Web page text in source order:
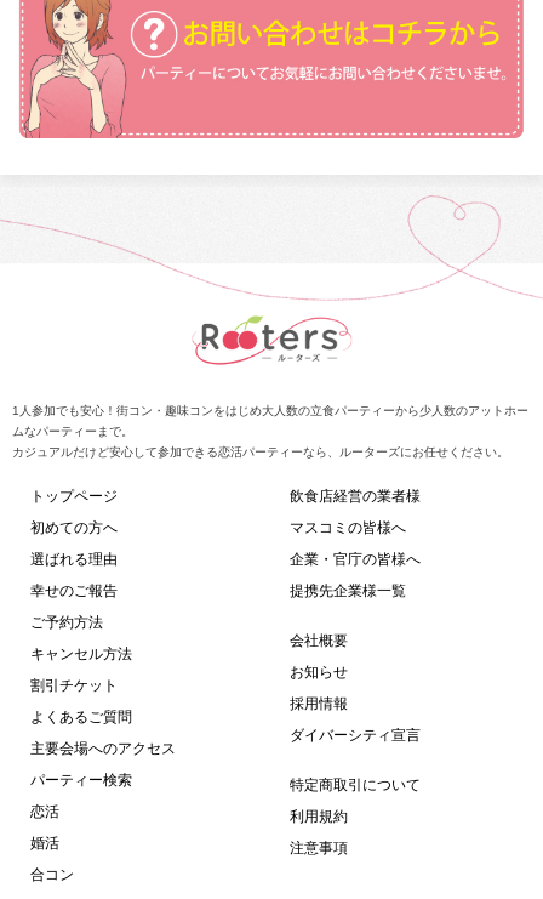
1人参加でも安心！街コン・趣味コンをはじめ大人数の立食パーティーから少人数のアットホー
ムなパーティーまで。
カジュアルだけど安心して参加できる恋活パーティーなら、ルーターズにお任せください。
トップページ
初めての方へ
選ばれる理由
幸せのご報告
ご予約方法
キャンセル方法
割引チケット
よくあるご質問
主要会場へのアクセス
パーティー検索
恋活
婚活
合コン
飲食店経営の業者様
マスコミの皆様へ
企業・官庁の皆様へ
提携先企業様一覧
会社概要
お知らせ
採用情報
ダイバーシティ宣言
特定商取引について
利用規約
注意事項